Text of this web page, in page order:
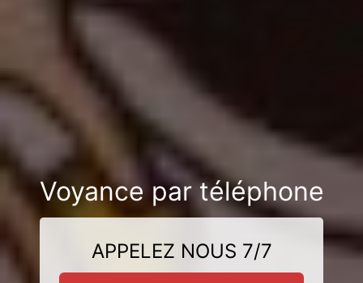
Voyance par téléphone
APPELEZ NOUS 7/7